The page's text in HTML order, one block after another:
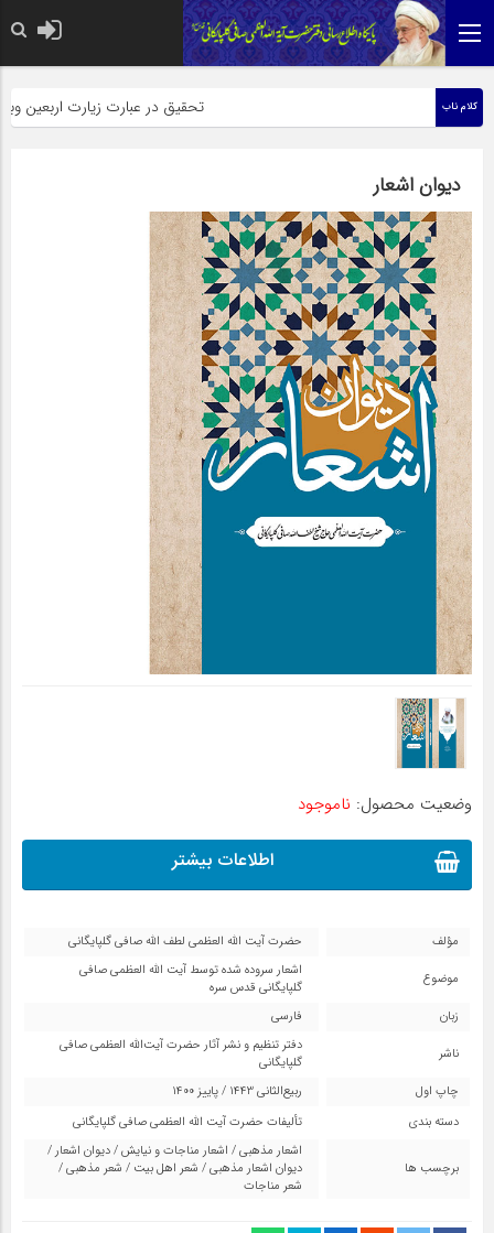
کلام ناب تحقیق در عبارت زیارت اربعین وبذل
دیوان اشعار
وضعیت محصول: ناموجود
اطلاعات بیشتر
مؤلف
حضرت آیت الله العظمی لطف الله صافی گلپایگانی
موضوع
اشعار سروده شده توسط آیت الله العظمی صافی
گلپایگانی قدس سره
زبان
فارسی
ناشر
دفتر تنظیم و نشر آثار حضرت آیت‌الله العظمی صافی
گلپایگانی
چاپ اول
ربیع‌الثانی 1443 / پاییز 1400
دسته بندی
تألیفات حضرت آیت اللّه العظمی صافی گلپایگانی
برچسب ها
اشعار مذهبی/ اشعار مناجات و نیایش/دیوان اشعار /
دیوان اشعار مذهبی/ شعر اهل بیت / شعر مذهبی/
شعر مناجات